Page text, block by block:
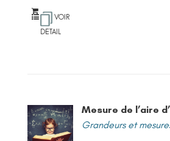
VOIR
DETAIL
Mesure de l’aire
Grandeurs et